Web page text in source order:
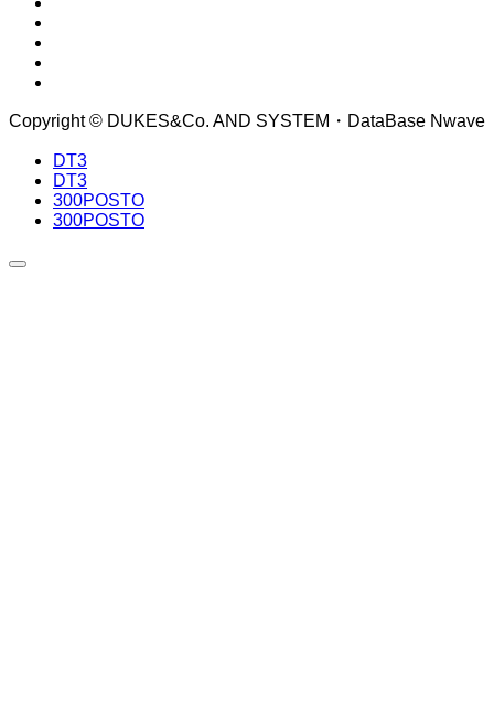
Copyright © DUKES&Co. AND SYSTEM・DataBase Nwave
DT3
DT3
300POSTO
300POSTO